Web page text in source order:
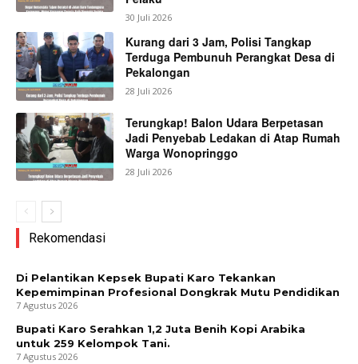
30 Juli 2026
Kurang dari 3 Jam, Polisi Tangkap
Terduga Pembunuh Perangkat Desa di
Pekalongan
28 Juli 2026
Terungkap! Balon Udara Berpetasan
Jadi Penyebab Ledakan di Atap Rumah
Warga Wonopringgo
28 Juli 2026
Rekomendasi
Di Pelantikan Kepsek Bupati Karo Tekankan
Kepemimpinan Profesional Dongkrak Mutu Pendidikan
7 Agustus 2026
Bupati Karo Serahkan 1,2 Juta Benih Kopi Arabika
untuk 259 Kelompok Tani.
7 Agustus 2026